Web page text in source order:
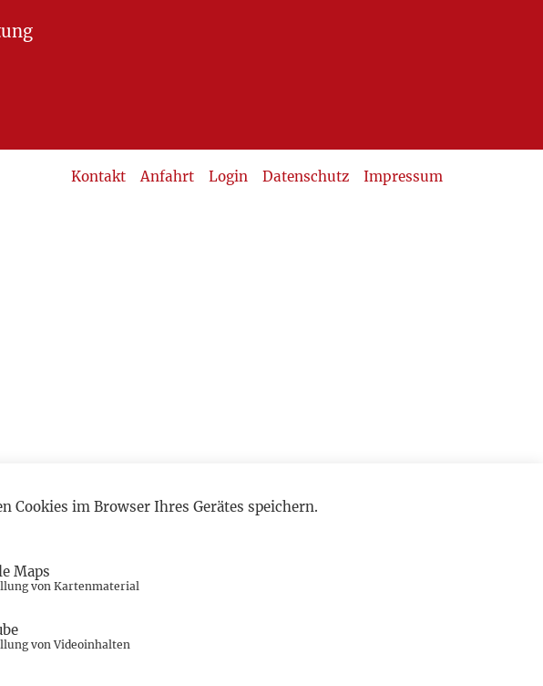
Kontakt Anfahrt Login Datenschutz Impressum
Cookies im Browser Ihres Gerätes speichern.
Maps
von Kartenmaterial
von Videoinhalten